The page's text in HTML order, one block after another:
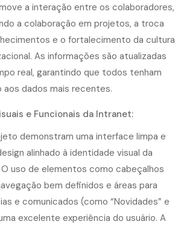
a interação entre os colaboradores,
a colaboração em projetos, a troca
e o fortalecimento da cultura
As informações são atualizadas
real, garantindo que todos tenham
aos dados mais recentes.
e Funcionais da Intranet:
demonstram uma interface limpa e
alinhado à identidade visual da
O uso de elementos como cabeçalhos
bem definidos e áreas para
e comunicados (como “Novidades” e
excelente experiência do usuário. A